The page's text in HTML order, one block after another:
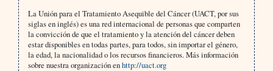
La Unión para el Tratamiento Asequible del Cáncer (UACT, por sus
siglas en inglés) es una red internacional de personas que comparten
la convicción de que el tratamiento y la atención del cáncer deben
estar disponibles en todas partes, para todos, sin importar el género,
la edad, la nacionalidad o los recursos financieros. Más información
sobre nuestra organización enhttp://uact.org